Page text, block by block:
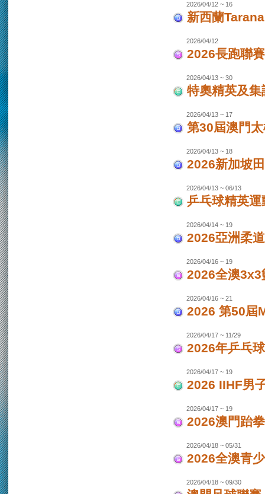
2026/04/12 ~ 16
新西蘭
2026/04/12
2026長跑聯
2026/04/13 ~ 30
特奧精英及
2026/04/13 ~ 17
第30屆澳門
2026/04/13 ~ 18
2026新加坡
2026/04/13 ~ 06/13
乒乓球精英
2026/04/14 ~ 19
2026亞洲柔
2026/04/16 ~ 19
2026全澳3x3
2026/04/16 ~ 21
2026 第50屆
2026/04/17 ~ 11/29
2026年乒乓
2026/04/17 ~ 19
2026 IIHF男
2026/04/17 ~ 19
2026澳門跆
2026/04/18 ~ 05/31
2026全澳青
2026/04/18 ~ 09/30